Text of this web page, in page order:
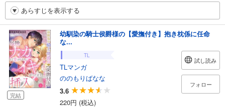
あらすじを表示する
完結
幼馴染の騎士侯爵様の【愛撫付き】抱き枕係に任命
な...
TL
TLマンガ
ののもりばなな
3.6
220円 (税込)
試し読み
フォロー